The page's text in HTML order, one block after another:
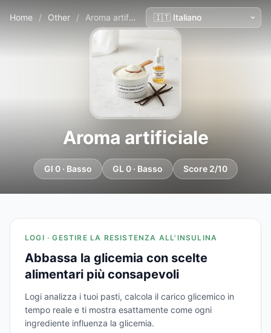
Home / Other / Aroma artificiale
Aroma artificiale
GI 0 · Basso GL 0 · Basso Score 2/10
LOGI · GESTIRE LA RESISTENZA ALL'INSULINA
Abbassa la glicemia con scelte
alimentari più consapevoli
Logi analizza i tuoi pasti, calcola il carico glicemico in
tempo reale e ti mostra esattamente come ogni
ingrediente influenza la glicemia.